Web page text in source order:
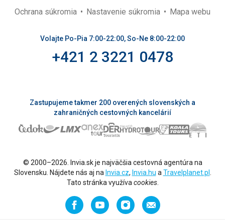
Ochrana súkromia Nastavenie súkromia Mapa webu
Volajte Po-Pia 7:00-22:00, So-Ne 8:00-22:00
+421 2 3221 0478
Zastupujeme takmer 200 overených slovenských a
zahraničných cestovných kancelárií
© 2000–2026. Invia.sk je najväčšia cestovná agentúra na
Slovensku. Nájdete nás aj na Invia.cz, Invia.hu a Travelplanet.pl
Tato stránka využíva cookies.
FacebookYouTubeInstagramOdporučiť